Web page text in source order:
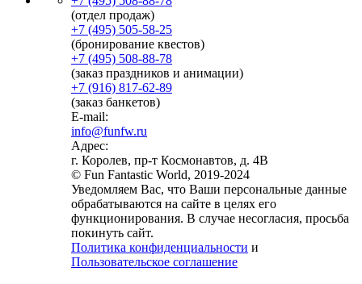
(отдел продаж)
+7 (495) 505-58-25
(бронирование квестов)
+7 (495) 508-88-78
(заказ праздников и анимации)
+7 (916) 817-62-89
(заказ банкетов)
E-mail:
info@funfw.ru
Адрес:
г. Королев, пр-т Космонавтов, д. 4В
© Fun Fantastic World, 2019-2024
Уведомляем Вас, что Ваши персональные данные
обрабатываются на сайте в целях его
функционирования. В случае несогласия, просьба
покинуть сайт.
Политика конфиденциальности и
Пользовательское соглашение